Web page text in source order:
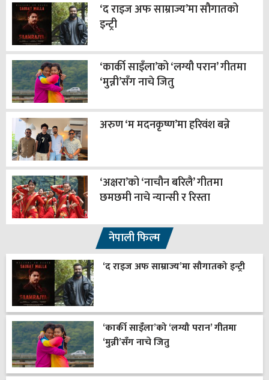
‘द राइज अफ साम्राज्य’मा सौगातको
इन्ट्री
‘कार्की साइँला’को ‘लग्यौ परान’ गीतमा
‘मुन्नी’सँग नाचे जितु
अरुण ‘म मदनकृष्ण’मा हरिवंश बन्ने
‘अक्षरा’को ‘नाचौन बरिलै’ गीतमा
छमछमी नाचे न्यान्सी र रिस्ता
नेपाली फिल्म
‘द राइज अफ साम्राज्य’मा सौगातको इन्ट्री
‘कार्की साइँला’को ‘लग्यौ परान’ गीतमा
‘मुन्नी’सँग नाचे जितु